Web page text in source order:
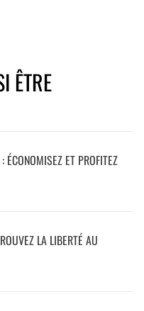
ÊTRE
ÉCONOMISEZ ET PROFITEZ
LA LIBERTÉ AU